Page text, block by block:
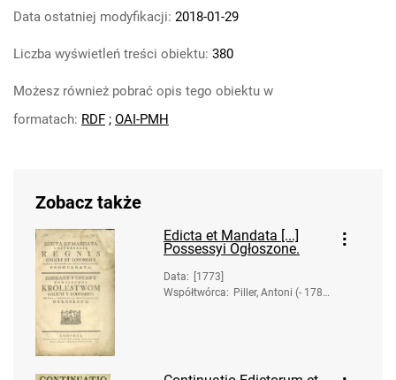
Data ostatniej modyfikacji: 2018-01-29
Liczba wyświetleń treści obiektu: 380
Możesz również pobrać opis tego obiektu w
formatach: RDF ; OAI-PMH
Zobacz także
Edicta et Mandata [...]
Possessyi Ogłoszone.
Data:
[1773]
Współtwórca: Piller, Antoni (- 178